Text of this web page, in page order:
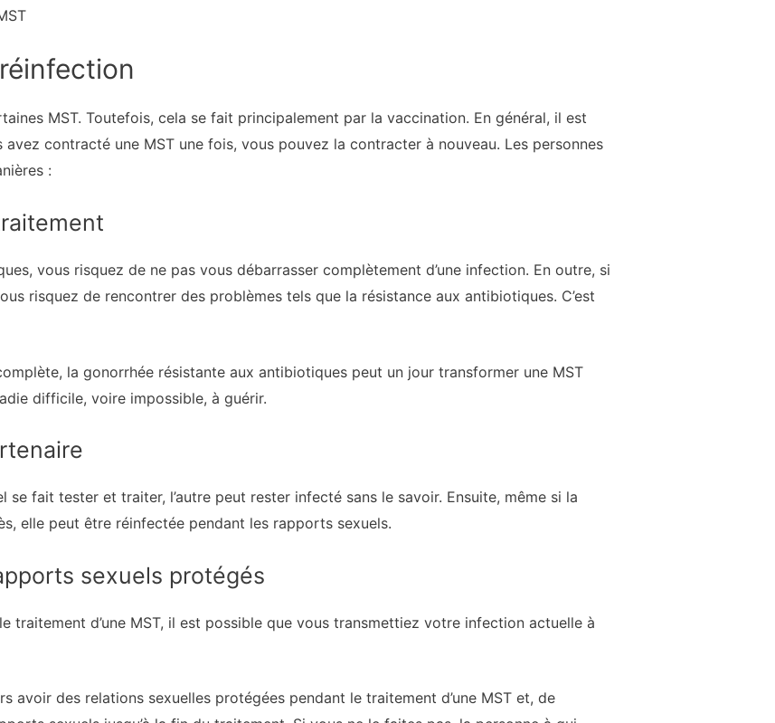
MST. Toutefois, cela se fait principalement par la vaccination. En général, il est
contracté une MST une fois, vous pouvez la contracter à nouveau. Les personnes
:
vous risquez de ne pas vous débarrasser complètement d’une infection. En outre, si
risquez de rencontrer des problèmes tels que la résistance aux antibiotiques. C’est
la gonorrhée résistante aux antibiotiques peut un jour transformer une MST
difficile, voire impossible, à guérir.
se fait tester et traiter, l’autre peut rester infecté sans le savoir. Ensuite, même si la
elle peut être réinfectée pendant les rapports sexuels.
sexuels protégés
traitement d’une MST, il est possible que vous transmettiez votre infection actuelle à
avoir des relations sexuelles protégées pendant le traitement d’une MST et, de